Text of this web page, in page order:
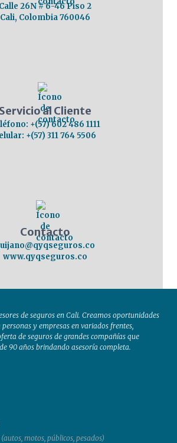
Calle 26N # 6-46 Piso 2
Cali, Colombia 760046
Servicio al Cliente
+(57) 602 486 1111
+(57) 311 764 5506
Contacto
www.qyqseguros.co
de seguros en Cali. Creamos oportunidades
y empresas en variados frentes,
de seguros de grandes compañías que
90 años brindando asesoría completa.
motos, públicos, pesados)